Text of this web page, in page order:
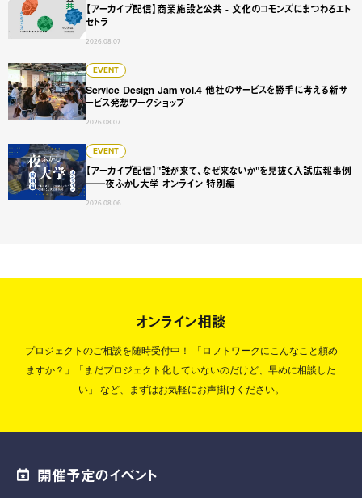
【アーカイブ配信】商業施設と公共 - 文化のコモンズにまつわるエト
セトラ
2026.08.07
EVENT
Service Design Jam vol.4 他社のサービスを勝手に考える新サ
ービス発想ワークショップ
2026.08.07
Service Design Jam vol.4 他社のサービスを勝手に考える
EVENT
【アーカイブ配信】"誰が来て、なぜ来ないか"を見抜く入試広報事例
──夜ふかし大学 オンライン 特別編
2026.08.06
【アーカイブ配信】"誰が来て、なぜ来ないか"を見抜く入
オンライン相談
プロジェクトのご相談を随時受付中！
「ロフトワークにこんなこと頼め
ますか？」「まだプロジェクト化していないのだけど、早めに相談した
い」
など、まずはお気軽にお声掛けください。
開催予定のイベント